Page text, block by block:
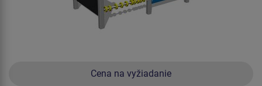
Cena na vyžiadanie